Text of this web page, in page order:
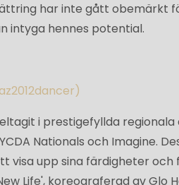
har inte gått obemärkt
intyga hennes potential.
i prestigefyllda regionala
Nationals och Imagine.
visa upp sina färdigheter och
Life', koreograferad av Glo